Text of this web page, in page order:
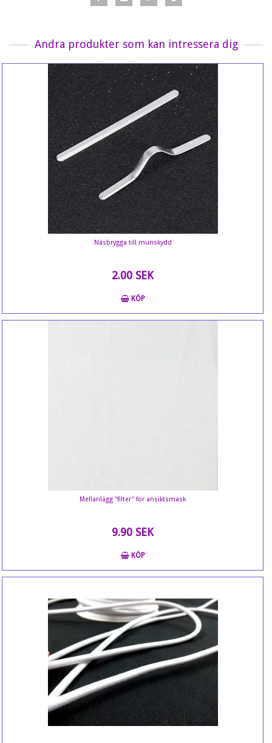
Andra produkter som kan intressera dig
Näsbrygga till munskydd
2.00 SEK
KÖP
Mellanlägg "filter" för ansiktsmask
9.90 SEK
KÖP